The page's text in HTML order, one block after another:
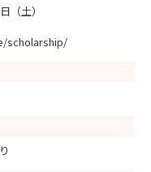
（土）
scholarship/